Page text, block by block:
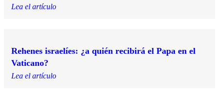
Lea el artículo
Rehenes israelíes: ¿a quién recibirá el Papa en el
Vaticano?
Lea el artículo